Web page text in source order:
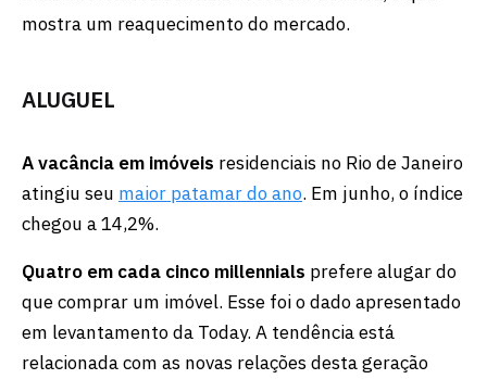
mostra um reaquecimento do mercado.
ALUGUEL
A vacância em imóveis residenciais no Rio de Janeiro
atingiu seu maior patamar do ano. Em junho, o índice
chegou a 14,2%.
Quatro em cada cinco millennials prefere alugar do
que comprar um imóvel. Esse foi o dado apresentado
em levantamento da Today. A tendência está
relacionada com as novas relações desta geração